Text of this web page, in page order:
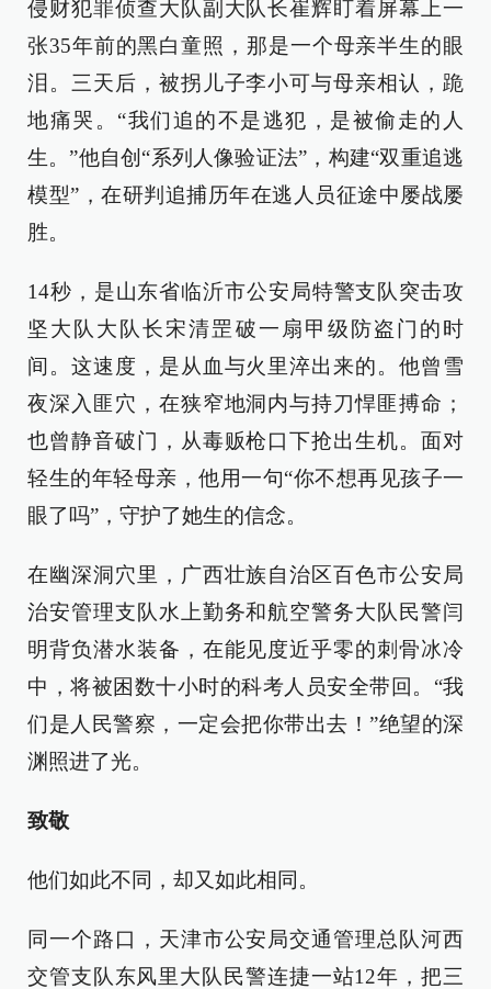
侵财犯罪侦查大队副大队长崔辉盯着屏幕上一
张35年前的黑白童照，那是一个母亲半生的眼
泪。三天后，被拐儿子李小可与母亲相认，跪
地痛哭。“我们追的不是逃犯，是被偷走的人
生。”他自创“系列人像验证法”，构建“双重追逃
模型”，在研判追捕历年在逃人员征途中屡战屡
胜。
14秒，是山东省临沂市公安局特警支队突击攻
坚大队大队长宋清罡破一扇甲级防盗门的时
间。这速度，是从血与火里淬出来的。他曾雪
夜深入匪穴，在狭窄地洞内与持刀悍匪搏命；
也曾静音破门，从毒贩枪口下抢出生机。面对
轻生的年轻母亲，他用一句“你不想再见孩子一
眼了吗”，守护了她生的信念。
在幽深洞穴里，广西壮族自治区百色市公安局
治安管理支队水上勤务和航空警务大队民警闫
明背负潜水装备，在能见度近乎零的刺骨冰冷
中，将被困数十小时的科考人员安全带回。“我
们是人民警察，一定会把你带出去！”绝望的深
渊照进了光。
致敬
他们如此不同，却又如此相同。
同一个路口，天津市公安局交通管理总队河西
交管支队东风里大队民警连捷一站12年，把三